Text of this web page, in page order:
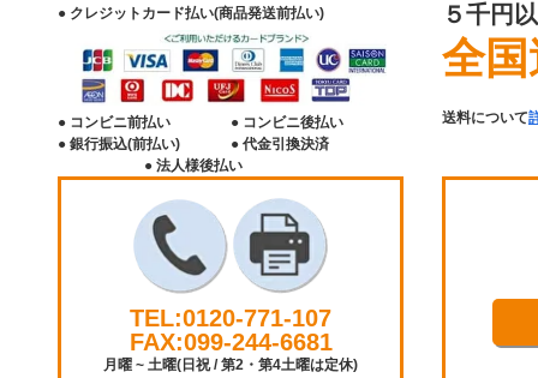
● クレジットカード払い(商品発送前払い)
● コンビニ前払い
● コンビニ後払い
● 銀行振込(前払い)
● 代金引換決済
● 法人様後払い
TEL:0120-771-107
FAX:099-244-6681
月曜 ~ 土曜(日祝 / 第2・第4土曜は定休)
５千円
全
送料について